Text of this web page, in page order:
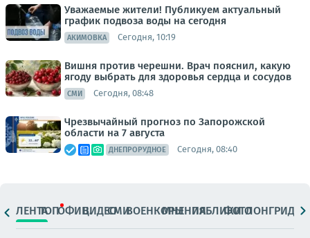
Уважаемые жители! Публикуем актуальный
график подвоза воды на сегодня
АКИМОВКА Сегодня, 10:19
Вишня против черешни. Врач пояснил, какую
ягоду выбрать для здоровья сердца и сосудов
СМИ Сегодня, 08:48
Чрезвычайный прогноз по Запорожской
области на 7 августа
ДНЕПРОРУДНОЕ Сегодня, 08:40
ЛЕНТАТОПОФИЦ.ВИДЕОСМИВОЕНКОРЫМНЕНИЯПАБЛИКИ
ФОТОЛОНГРИДЫ